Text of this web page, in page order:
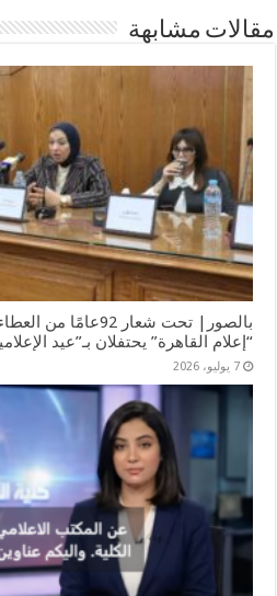
مقالات مشابهة
بالصور| تحت شعار
“إعلام القاهرة” يحتفلان بـ”عيد
7 يوليو، 2026